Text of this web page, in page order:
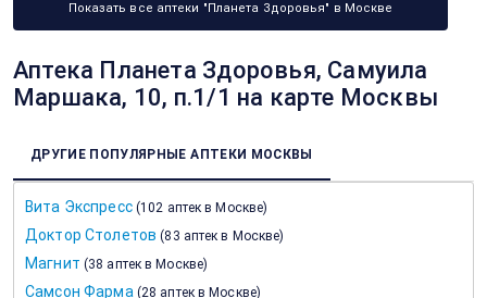
Показать все аптеки "Планета Здоровья" в Москве
Аптека Планета Здоровья, Самуила
Маршака, 10, п.1/1 на карте Москвы
ДРУГИЕ ПОПУЛЯРНЫЕ АПТЕКИ МОСКВЫ
Вита Экспресс (102 аптек в Москве)
Доктор Столетов (83 аптек в Москве)
Магнит (38 аптек в Москве)
Самсон Фарма (28 аптек в Москве)